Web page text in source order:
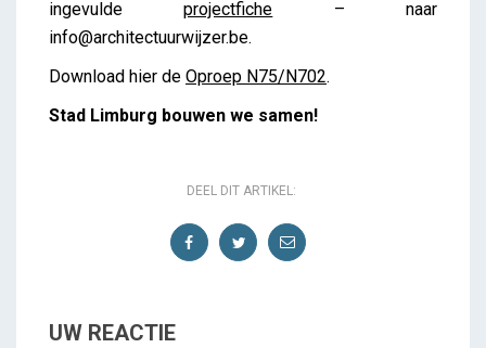
ingevuldeprojectfiche – naar
info@architectuurwijzer.be.
Download hier de Oproep N75/N702.
Stad Limburg bouwen we samen!
DEEL DIT ARTIKEL:
UW REACTIE